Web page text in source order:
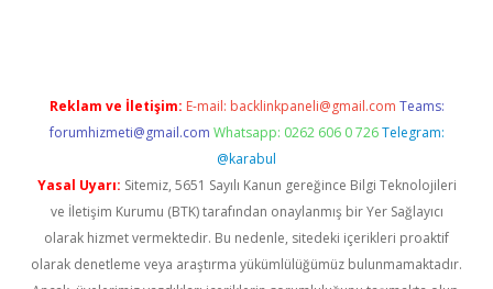
Reklam ve İletişim: E-mail: backlinkpaneli@gmail.com Teams:
forumhizmeti@gmail.com Whatsapp: 0262 606 0 726 Telegram:
@karabul
Yasal Uyarı: Sitemiz, 5651 Sayılı Kanun gereğince Bilgi Teknolojileri
ve İletişim Kurumu (BTK) tarafından onaylanmış bir Yer Sağlayıcı
olarak hizmet vermektedir. Bu nedenle, sitedeki içerikleri proaktif
olarak denetleme veya araştırma yükümlülüğümüz bulunmamaktadır.